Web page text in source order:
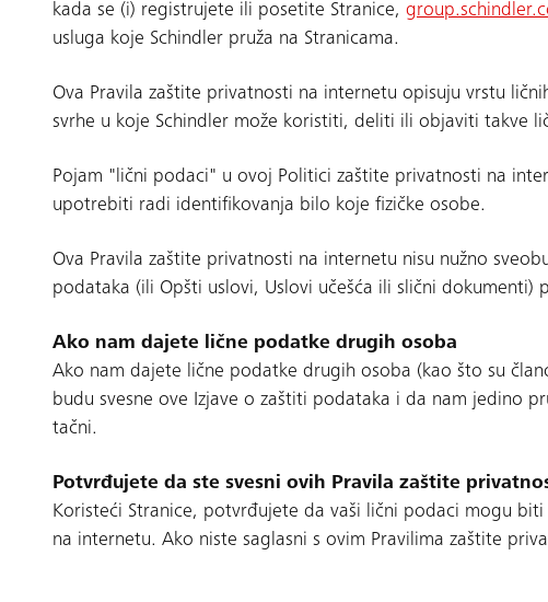
kada se (i) registrujete ili posetite Stranice,
usluga koje Schindler pruža na Stranicama.
Ova Pravila zaštite privatnosti na internetu opisuju vrstu
svrhe u koje Schindler može koristiti, deliti ili objaviti takve
Pojam "lični podaci" u ovoj Politici zaštite privatnosti na
upotrebiti radi identifikovanja bilo koje fizičke osobe.
Ova Pravila zaštite privatnosti na internetu nisu nužno
podataka (ili Opšti uslovi, Uslovi učešća ili slični dokumenti)
Ako nam dajete lične podatke drugih osoba
Ako nam dajete lične podatke drugih osoba (kao što su
budu svesne ove Izjave o zaštiti podataka i da nam jedino
tačni.
Potvrđujete da ste svesni ovih Pravila zaštite
Koristeći Stranice, potvrđujete da vaši lični podaci mogu
na internetu. Ako niste saglasni s ovim Pravilima zaštite